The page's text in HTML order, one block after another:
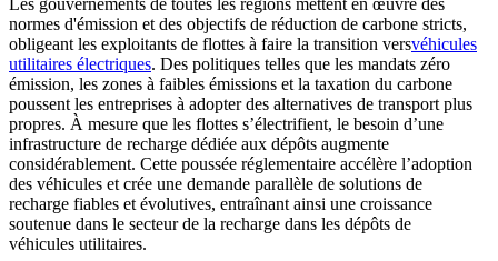
Les gouvernements de toutes les régions mettent en œuvre des
normes d'émission et des objectifs de réduction de carbone stricts,
obligeant les exploitants de flottes à faire la transition versvéhicules
utilitaires électriques. Des politiques telles que les mandats zéro
émission, les zones à faibles émissions et la taxation du carbone
poussent les entreprises à adopter des alternatives de transport plus
propres. À mesure que les flottes s’électrifient, le besoin d’une
infrastructure de recharge dédiée aux dépôts augmente
considérablement. Cette poussée réglementaire accélère l’adoption
des véhicules et crée une demande parallèle de solutions de
recharge fiables et évolutives, entraînant ainsi une croissance
soutenue dans le secteur de la recharge dans les dépôts de
véhicules utilitaires.